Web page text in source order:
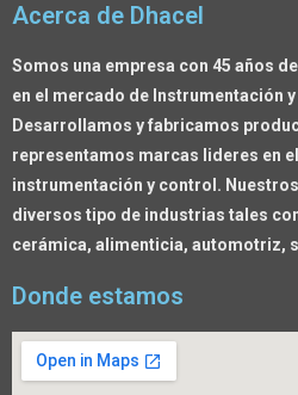
Acerca de Dhacel
Somos una empresa con 45 años
en el mercado de Instrumentación
Desarrollamos y fabricamos
representamos marcas lideres en
instrumentación y control.
diversos tipo de industrias tales
cerámica, alimenticia, automotriz,
Donde estamos